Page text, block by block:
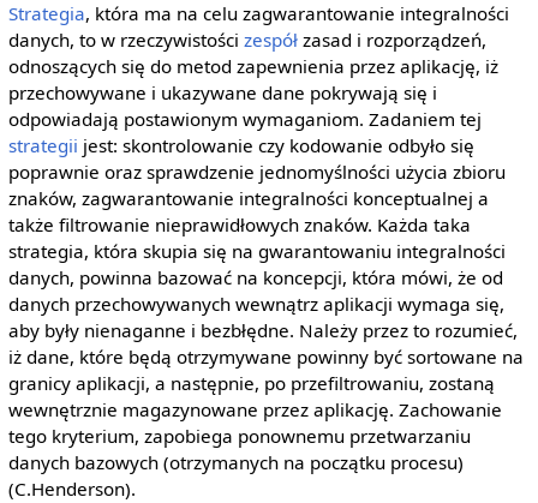
Strategia, która ma na celu zagwarantowanie integralności
danych, to w rzeczywistości zespółzasad i rozporządzeń,
odnoszących się do metod zapewnienia przez aplikację, iż
przechowywane i ukazywane dane pokrywają się i
odpowiadają postawionym wymaganiom. Zadaniem tej
strategii jest: skontrolowanie czy kodowanie odbyło się
poprawnie oraz sprawdzenie jednomyślności użycia zbioru
znaków, zagwarantowanie integralności konceptualnej a
także filtrowanie nieprawidłowych znaków. Każda taka
strategia, która skupia się na gwarantowaniu integralności
danych, powinna bazować na koncepcji, która mówi, że od
danych przechowywanych wewnątrz aplikacji wymaga się,
aby były nienaganne i bezbłędne. Należy przez to rozumieć,
iż dane, które będą otrzymywane powinny być sortowane na
granicy aplikacji, a następnie, po przefiltrowaniu, zostaną
wewnętrznie magazynowane przez aplikację. Zachowanie
tego kryterium, zapobiega ponownemu przetwarzaniu
danych bazowych (otrzymanych na początku procesu)
(C.Henderson).